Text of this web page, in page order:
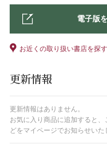
電子版
お近くの取り扱い書店を探す
更新情報
更新情報はありません。
お気に入り商品に追加すると
どをマイページでお知らせいた